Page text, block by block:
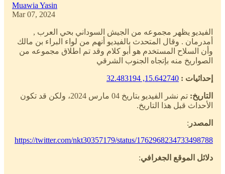
Muawia Yasin
Mar 07, 2024
الفيديو يظهر مجموعه من الجيش السوداني بحي العرب ,
أمدرمان . وقال المتحدث بالفيديو أنهم من لواء البراء بن مالك
وأن السلاح المستخدم هو أبو كلام وقد تم اطلاق مجموعه من
الصواريخ منه بإتجاه الجنوب الشرقي
إحداثيات : 15.642740, 32.483194
التاريخ:
تم نشر الفيديو بتاريخ 04 مارس 2024، ولكن قد تكون
الأحداث قبل هذا التاريخ.
المصدر :
https://twitter.com/nkt30357179/status/1762968234733498788
دلائل الموقع الجغرافي: